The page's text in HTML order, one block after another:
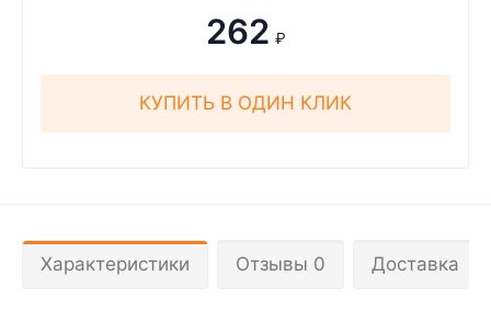
262 ₽
КУПИТЬ В ОДИН КЛИК
Характеристики Отзывы 0 Доставка